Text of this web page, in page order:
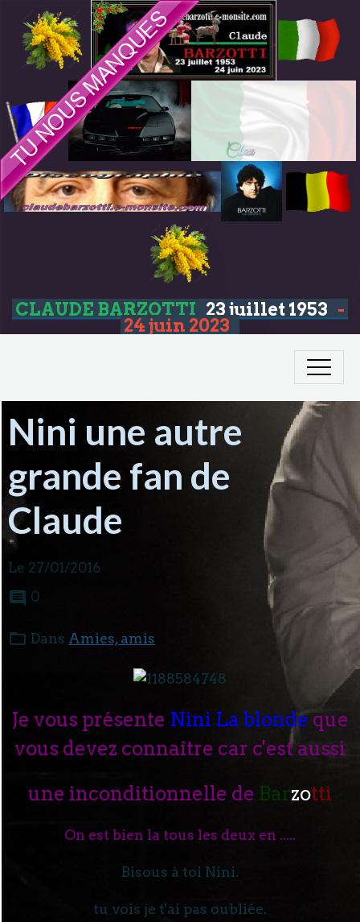
CLAUDE BARZOTTI 23 juillet 1953 -
24 juin 2023
Nini une autre
grande fan de
Claude
Le 27/01/2016
0
Dans Amies, amis
Je vous présente Nini La blondeque
vous devez connaître car c'est aussi
une inconditionnelle de Barzotti
On est bien la tous les deux en .....
Bisous à toi Nini.
tu vois je t'ai pas oubliée.